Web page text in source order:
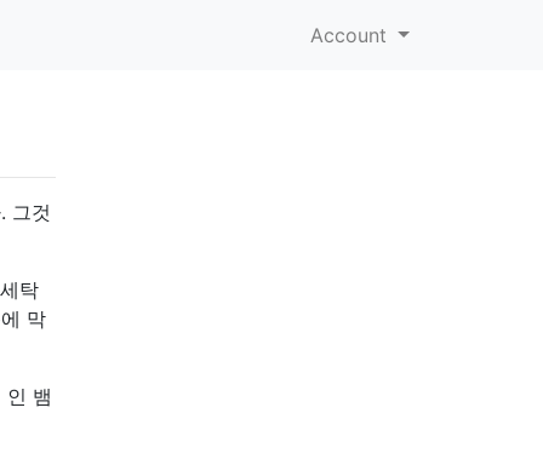
Account
그것
탁
막
인 뱀